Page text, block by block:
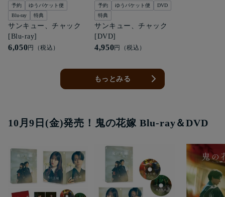
予約
ゆうパケット便
Blu-ray
特典
サンキュー、チャック
[Blu-ray]
6,050円（税込）
予約 ゆうパケット便
DVD
特典
サンキュー、チャック
[DVD]
4,950円（税込）
もっとみる
10月9日(金)発売！鬼の花嫁 Blu-ray＆DVD